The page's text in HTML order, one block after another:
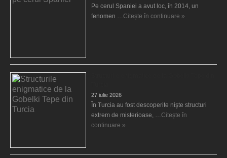
Pe cerul Spaniei a avut loc, în 2014, un
fenomen …Citește în continuare »
27 iulie 2026
În Turcia au fost descoperite nişte structuri
extrem de misterioase, …Citește în
continuare »